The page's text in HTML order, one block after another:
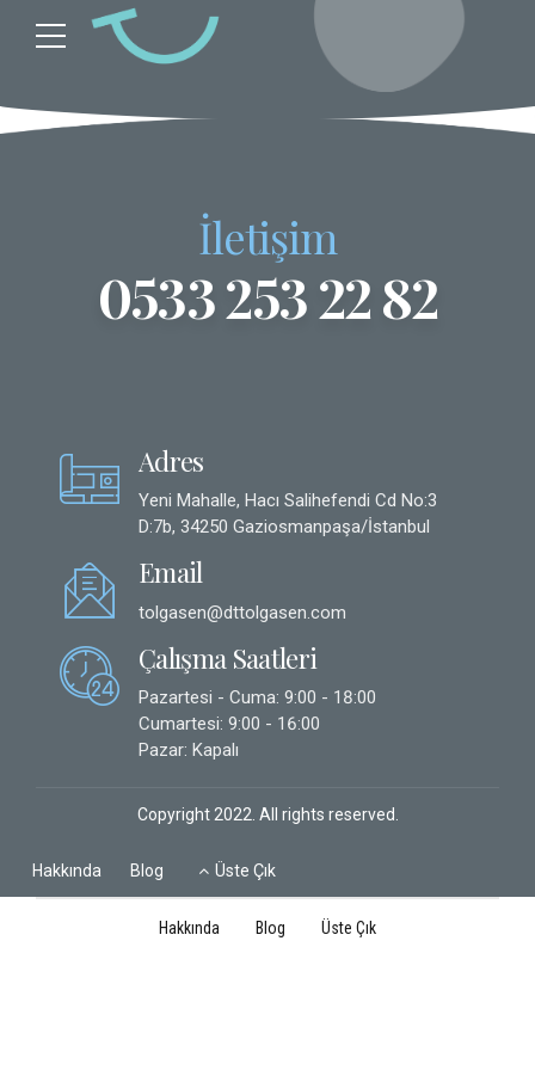
İletişim
0533 253 22 82
Adres
Yeni Mahalle, Hacı Salihefendi Cd No:3
D:7b, 34250 Gaziosmanpaşa/İstanbul
Email
tolgasen@dttolgasen.com
Çalışma Saatleri
Pazartesi - Cuma: 9:00 - 18:00
Cumartesi: 9:00 - 16:00
Pazar: Kapalı
Copyright 2022. All rights reserved.
Hakkında Blog Üste Çık
Hakkında Blog Üste Çık